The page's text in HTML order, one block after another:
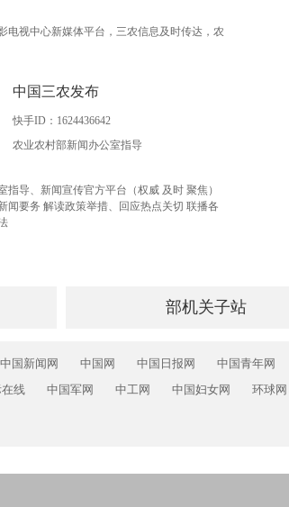
电视中心新媒体平台，三农信息及时传达，农
中国三农发布
快手ID：1624436642
农业农村部新闻办公室指导
指导、新闻宣传官方平台（权威 及时 聚焦）
闻要务 解读政策举措、回应热点关切 联播各
部机关子站
中国新闻网 中国网 中国日报网 中国青年网
在线 中国军网 中工网 中国妇女网 环球网